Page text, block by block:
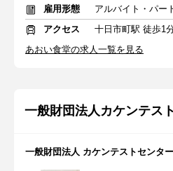
雇用形態
アルバイト・パー
アクセス
十日市町駅 徒歩1
あおい食堂の求人一覧を見る
一般財団法人カケンテス
一般財団法人 カケンテストセンタ